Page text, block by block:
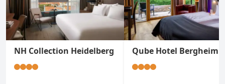
NH Collection Heidelberg Qube Hotel Bergheim